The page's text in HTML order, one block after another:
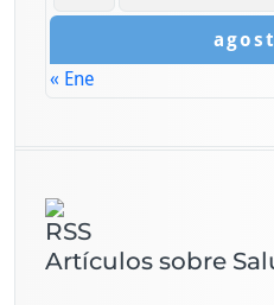
« Ene
Artículos sobre